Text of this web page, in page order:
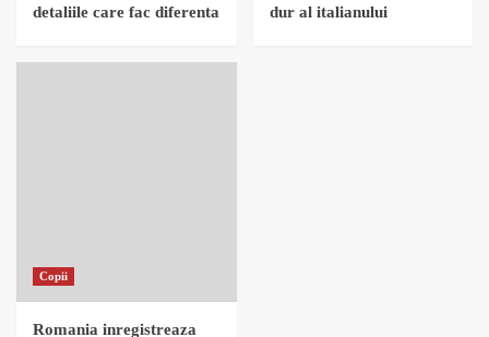
detaliile care fac diferenta
dur al italianului
Copii
Romania inregistreaza